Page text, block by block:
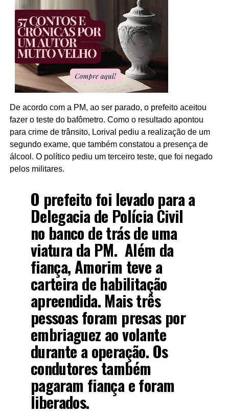
De acordo com a PM, ao ser parado, o prefeito aceitou
fazer o teste do bafômetro. Como o resultado apontou
para crime de trânsito, Lorival pediu a realização de um
segundo exame, que também constatou a presença de
álcool. O político pediu um terceiro teste, que foi negado
pelos militares.
O prefeito foi levado para a
Delegacia de Polícia Civil
no banco de trás de uma
viatura da PM. Além da
fiança, Amorim teve a
carteira de habilitação
apreendida. Mais três
pessoas foram presas por
embriaguez ao volante
durante a operação. Os
condutores também
pagaram fiança e foram
liberados.